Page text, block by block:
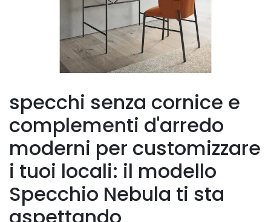
specchi senza cornice e
complementi d'arredo
moderni per customizzare
i tuoi locali: il modello
Specchio Nebula ti sta